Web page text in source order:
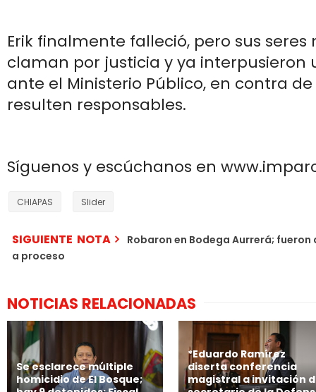
Erik finalmente falleció, pero sus
claman por justicia y ya interpusieron
ante el Ministerio Público, en contra
resulten responsables.
Síguenos y escúchanos en
CHIAPAS Slider
SIGUIENTE NOTA
Robaron en Bodega Aurrerá;
a proceso
NOTICIAS RELACIONADAS
Se esclarece múltiple
homicidio de El Bosque;
*Eduardo Ramírez
diserta conferencia
magistral a invitación